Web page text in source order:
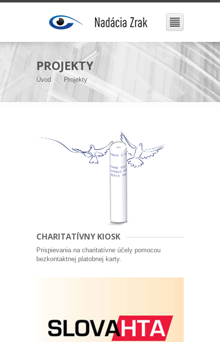
PROJEKTY
Úvod Projekty
CHARITATÍVNY KIOSK
Prispievania na charitatívne účely pomocou
bezkontaktnej platobnej karty.